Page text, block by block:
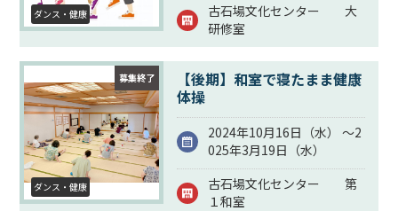
ダンス・健康
古石場文化センター 大
研修室
募集終了
ダンス・健康
【後期】和室で寝たまま健康
体操
2024年10月16日（水） ～2
025年3月19日（水）
古石場文化センター 第
１和室